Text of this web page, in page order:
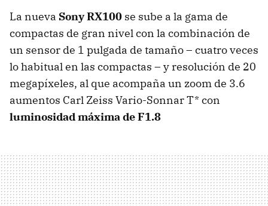
La nueva Sony RX100 se sube a la gama de
compactas de gran nivel con la combinación de
un sensor de 1 pulgada de tamaño – cuatro veces
lo habitual en las compactas – y resolución de 20
megapíxeles, al que acompaña un zoom de 3.6
aumentos Carl Zeiss Vario-Sonnar T* con
luminosidad máxima de F1.8